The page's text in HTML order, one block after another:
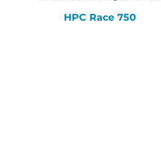
HPC Race 750